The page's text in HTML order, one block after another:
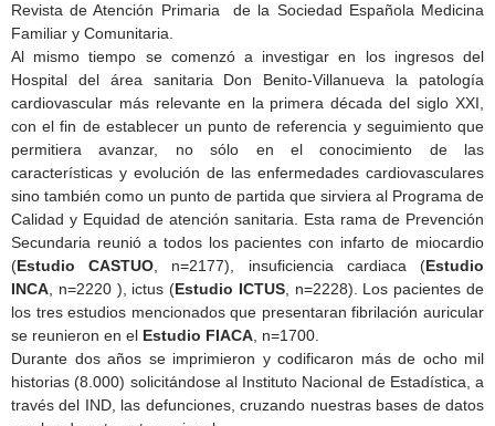
Revista de Atención Primaria de la Sociedad Española Medicina
Familiar y Comunitaria.
Al mismo tiempo se comenzó a investigar en los ingresos del
Hospital del área sanitaria Don Benito-Villanueva la patología
cardiovascular más relevante en la primera década del siglo XXI,
con el fin de establecer un punto de referencia y seguimiento que
permitiera avanzar, no sólo en el conocimiento de las
características y evolución de las enfermedades cardiovasculares
sino también como un punto de partida que sirviera al Programa de
Calidad y Equidad de atención sanitaria. Esta rama de Prevención
Secundaria reunió a todos los pacientes con infarto de miocardio
(Estudio CASTUO , n=2177), insuficiencia cardiaca (Estudio
INCA , n=2220 ), ictus (Estudio ICTUS, n=2228). Los pacientes de
los tres estudios mencionados que presentaran fibrilación auricular
se reunieron en el Estudio FIACA , n=1700.
Durante dos años se imprimieron y codificaron más de ocho mil
historias (8.000) solicitándose al Instituto Nacional de Estadística, a
través del IND, las defunciones, cruzando nuestras bases de datos